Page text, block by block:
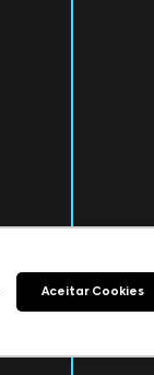
Aceitar Cookies